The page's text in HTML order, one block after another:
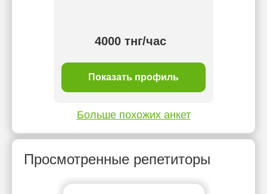
4000 тнг/час
Показать профиль
Больше похожих анкет
Просмотренные репетиторы